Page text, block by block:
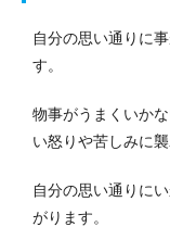
自分の思い通りに
す。
物事がうまくいか
い怒りや苦しみに
自分の思い通りに
がります。